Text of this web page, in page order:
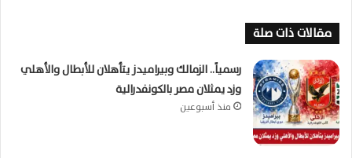
مقالات ذات صلة
رسمياً.. الزمالك وبيراميدز يتأهلان للأبطال والأهلي
وزد يمثلان مصر بالكونفدرالية
منذ أسبوعين